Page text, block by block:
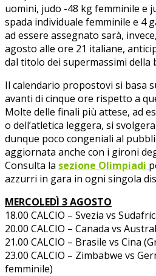
uomini, judo -48 kg femminile e
spada individuale femminile e 4
ad essere assegnato sarà,
agosto alle ore 21 italiane,
dal titolo dei supermassimi della
Il calendario propostovi si basa
avanti di cinque ore rispetto a
Molte delle finali più attese, ad
o dell’atletica leggera, si
dunque poco congeniali al
aggiornata anche con i gironi
Consulta la sezione Olimpiadi
azzurri in gara in ogni singola
MERCOLEDÌ 3 AGOSTO
18.00 CALCIO – Svezia vs
20.00 CALCIO – Canada vs
21.00 CALCIO – Brasile vs Cina
23.00 CALCIO – Zimbabwe vs
femminile)